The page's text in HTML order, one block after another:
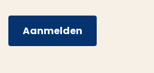
Aanmelden